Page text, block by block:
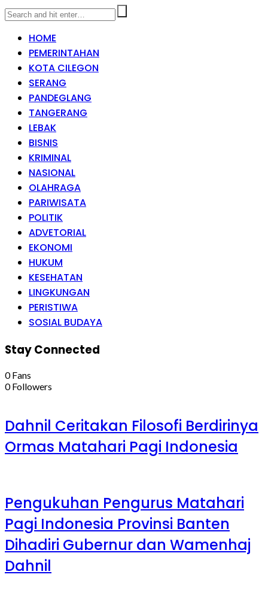
HOME
PEMERINTAHAN
KOTA CILEGON
SERANG
PANDEGLANG
TANGERANG
LEBAK
BISNIS
KRIMINAL
NASIONAL
OLAHRAGA
PARIWISATA
POLITIK
ADVETORIAL
EKONOMI
HUKUM
KESEHATAN
LINGKUNGAN
PERISTIWA
SOSIAL BUDAYA
Stay Connected
0 Fans
0 Followers
Dahnil Ceritakan Filosofi Berdirinya
Ormas Matahari Pagi Indonesia
Pengukuhan Pengurus Matahari
Pagi Indonesia Provinsi Banten
Dihadiri Gubernur dan Wamenhaj
Dahnil